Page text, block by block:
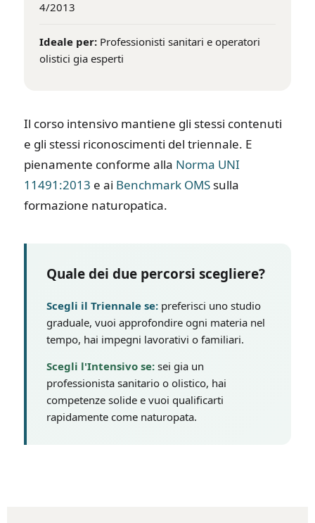
4/2013
Ideale per: Professionisti sanitari e operatori
olistici gia esperti
Il corso intensivo mantiene gli stessi contenuti
e gli stessi riconoscimenti del triennale. E
pienamente conforme alla Norma UNI
11491:2013 e ai Benchmark OMS sulla
formazione naturopatica.
Quale dei due percorsi scegliere?
Scegli il Triennale se: preferisci uno studio
graduale, vuoi approfondire ogni materia nel
tempo, hai impegni lavorativi o familiari.
Scegli l'Intensivo se: sei gia un
professionista sanitario o olistico, hai
competenze solide e vuoi qualificarti
rapidamente come naturopata.